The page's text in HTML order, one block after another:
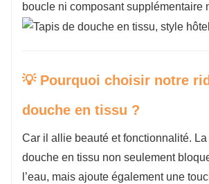
boucle ni composant supplémentaire
💡 Pourquoi choisir notre
douche en tissu ?
Car il allie beauté et fonctionnalité.
douche en tissu non seulement
l’eau, mais ajoute également une